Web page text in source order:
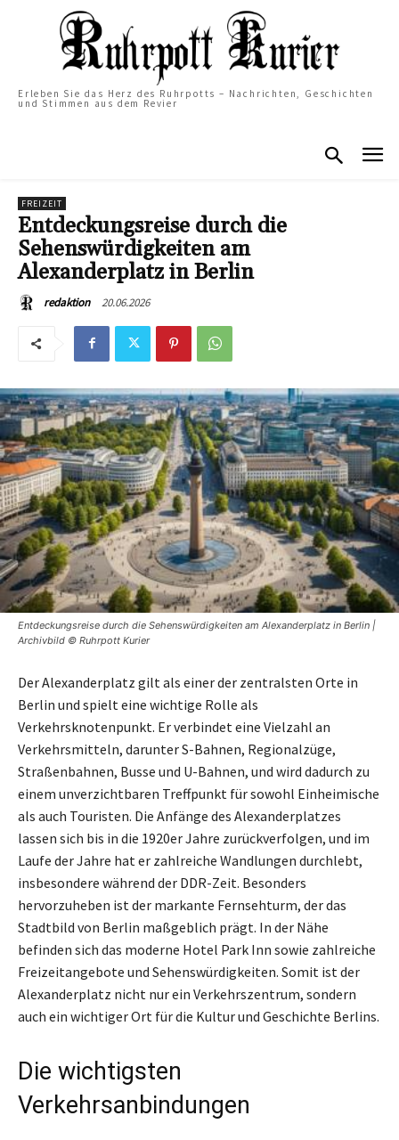
Erleben Sie das Herz des Ruhrpotts – Nachrichten, Geschichten
und Stimmen aus dem Revier
FREIZEIT
Entdeckungsreise durch die
Sehenswürdigkeiten am
Alexanderplatz in Berlin
redaktion 20.06.2026
Entdeckungsreise durch die Sehenswürdigkeiten am Alexanderplatz in Berlin |
Archivbild © Ruhrpott Kurier
Der Alexanderplatz gilt als einer der zentralsten Orte in
Berlin und spielt eine wichtige Rolle als
Verkehrsknotenpunkt. Er verbindet eine Vielzahl an
Verkehrsmitteln, darunter S-Bahnen, Regionalzüge,
Straßenbahnen, Busse und U-Bahnen, und wird dadurch zu
einem unverzichtbaren Treffpunkt für sowohl Einheimische
als auch Touristen. Die Anfänge des Alexanderplatzes
lassen sich bis in die 1920er Jahre zurückverfolgen, und im
Laufe der Jahre hat er zahlreiche Wandlungen durchlebt,
insbesondere während der DDR-Zeit. Besonders
hervorzuheben ist der markante Fernsehturm, der das
Stadtbild von Berlin maßgeblich prägt. In der Nähe
befinden sich das moderne Hotel Park Inn sowie zahlreiche
Freizeitangebote und Sehenswürdigkeiten. Somit ist der
Alexanderplatz nicht nur ein Verkehrszentrum, sondern
auch ein wichtiger Ort für die Kultur und Geschichte Berlins.
Die wichtigsten
Verkehrsanbindungen